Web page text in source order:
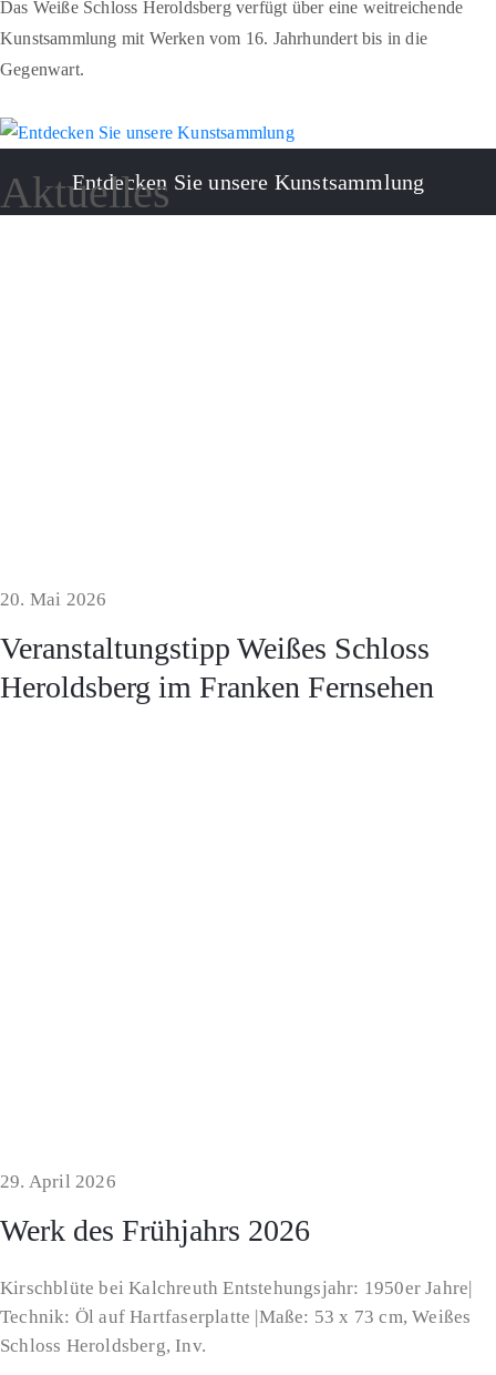
Das Weiße Schloss Heroldsberg verfügt über eine weitreichende
Kunstsammlung mit Werken vom 16. Jahrhundert bis in die
Gegenwart.
Entdecken Sie unsere Kunstsammlung
Aktuelles
20. Mai 2026
Veranstaltungstipp Weißes Schloss
Heroldsberg im Franken Fernsehen
29. April 2026
Werk des Frühjahrs 2026
Kirschblüte bei Kalchreuth Entstehungsjahr: 1950er Jahre|
Technik: Öl auf Hartfaserplatte |Maße: 53 x 73 cm, Weißes
Schloss Heroldsberg, Inv.